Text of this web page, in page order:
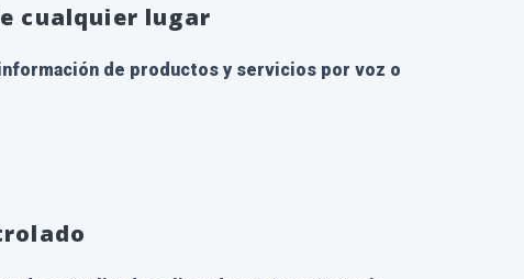
cualquier lugar
de productos y servicios por voz o